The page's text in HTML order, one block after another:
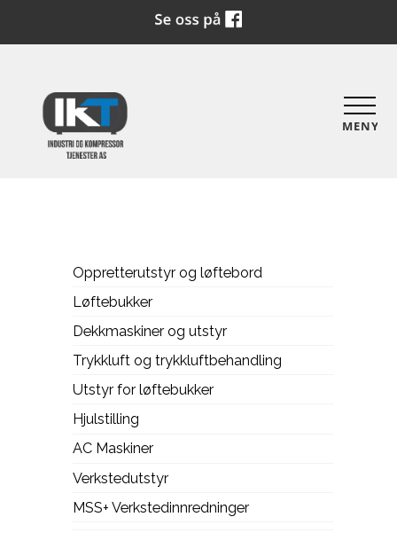
MENY
Oppretterutstyr og løftebord
Løftebukker
Dekkmaskiner og utstyr
Trykkluft og trykkluftbehandling
Utstyr for løftebukker
Hjulstilling
AC Maskiner
Verkstedutstyr
MSS+ Verkstedinnredninger